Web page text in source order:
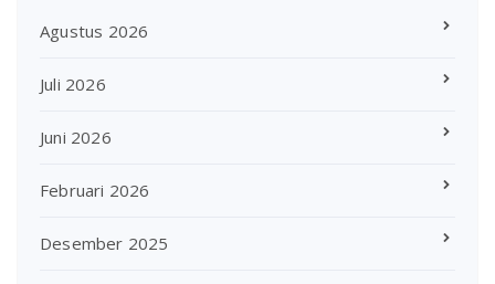
Agustus 2026
Juli 2026
Juni 2026
Februari 2026
Desember 2025